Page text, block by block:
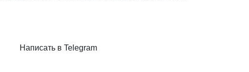
Написать в Telegram